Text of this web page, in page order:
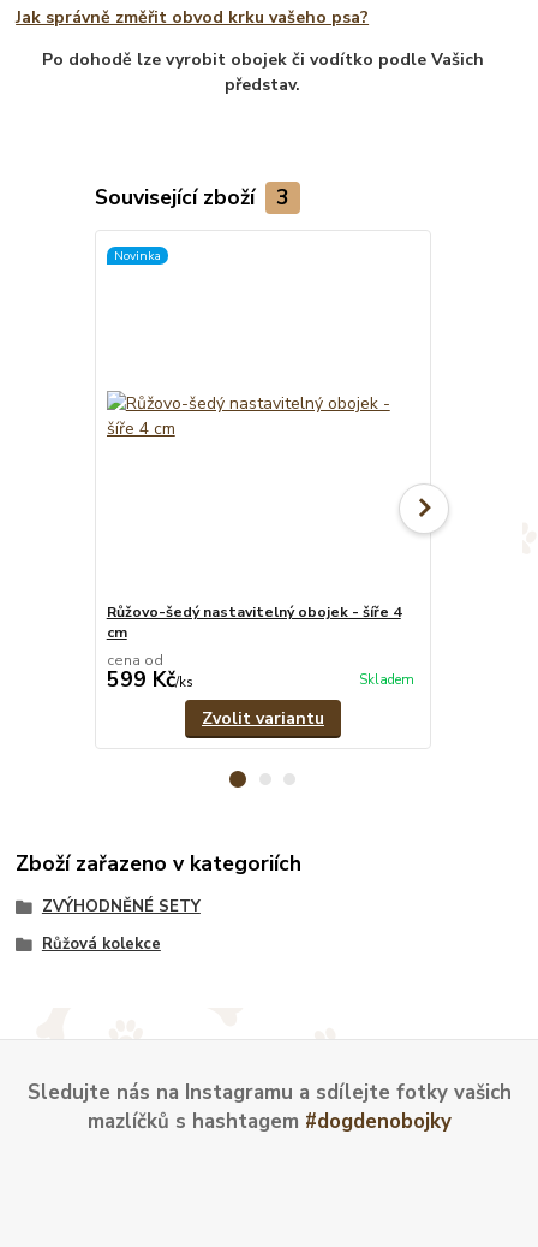
Jak správně změřit obvod krku vašeho psa?
Po dohodě lze vyrobit obojek či vodítko podle Vašich
představ.
Související zboží 3
Novinka
Růžovo-šedý nastavitelný obojek - šíře 4
cm
cena od
599 Kč/ks Skladem
Zvolit variantu
Zboží zařazeno v kategoriích
ZVÝHODNĚNÉ SETY
Růžová kolekce
Sledujte nás na Instagramu a sdílejte fotky vašich
mazlíčků s hashtagem #dogdenobojky